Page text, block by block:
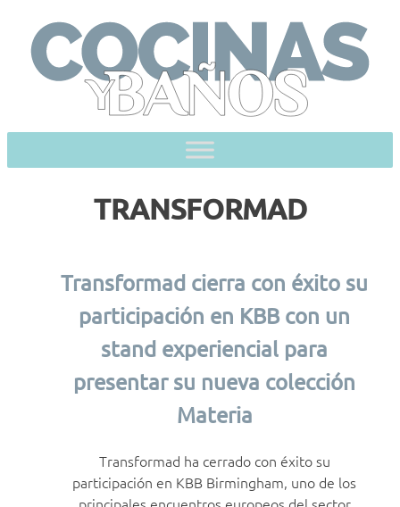
content
TRANSFORMAD
Transformad cierra con éxito su
participación en KBB con un
stand experiencial para
presentar su nueva colección
Materia
Transformad ha cerrado con éxito su
participación en KBB Birmingham, uno de los